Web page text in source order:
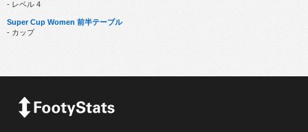
- レベル 4
Super Cup Women 前半テーブル
- カップ